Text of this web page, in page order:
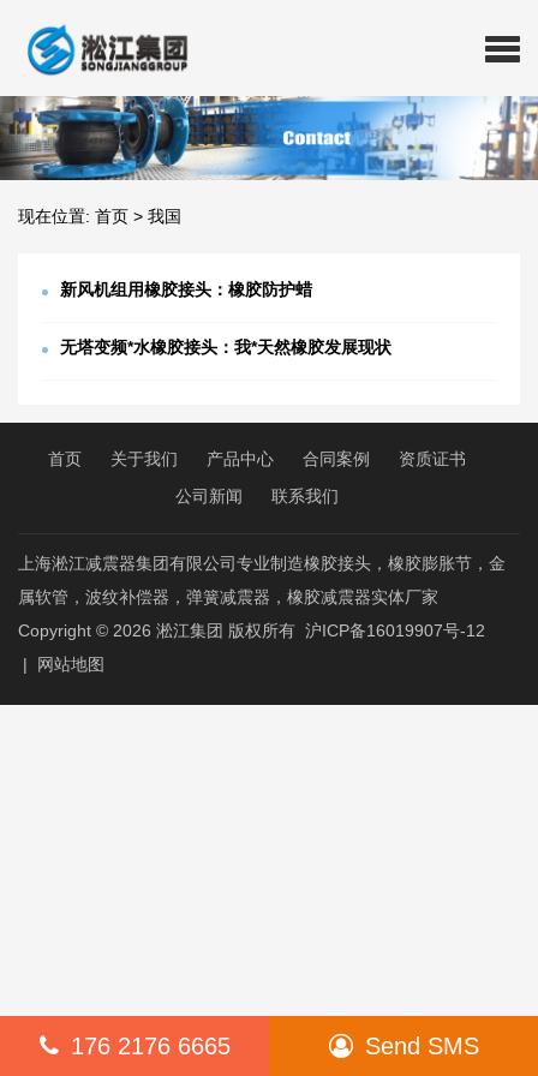
现在位置: 首页 > 我国
新风机组用橡胶接头：橡胶防护蜡
无塔变频*水橡胶接头：我*天然橡胶发展现状
首页 关于我们 产品中心 合同案例
资质证书
公司新闻
联系我们
上海淞江减震器集团有限公司专业制造橡胶接头，橡胶膨胀节，金
属软管，波纹补偿器，弹簧减震器，橡胶减震器实体厂家
Copyright © 2026 淞江集团 版权所有 沪ICP备16019907号-12
|
网站地图
176 2176 6665 Send SMS